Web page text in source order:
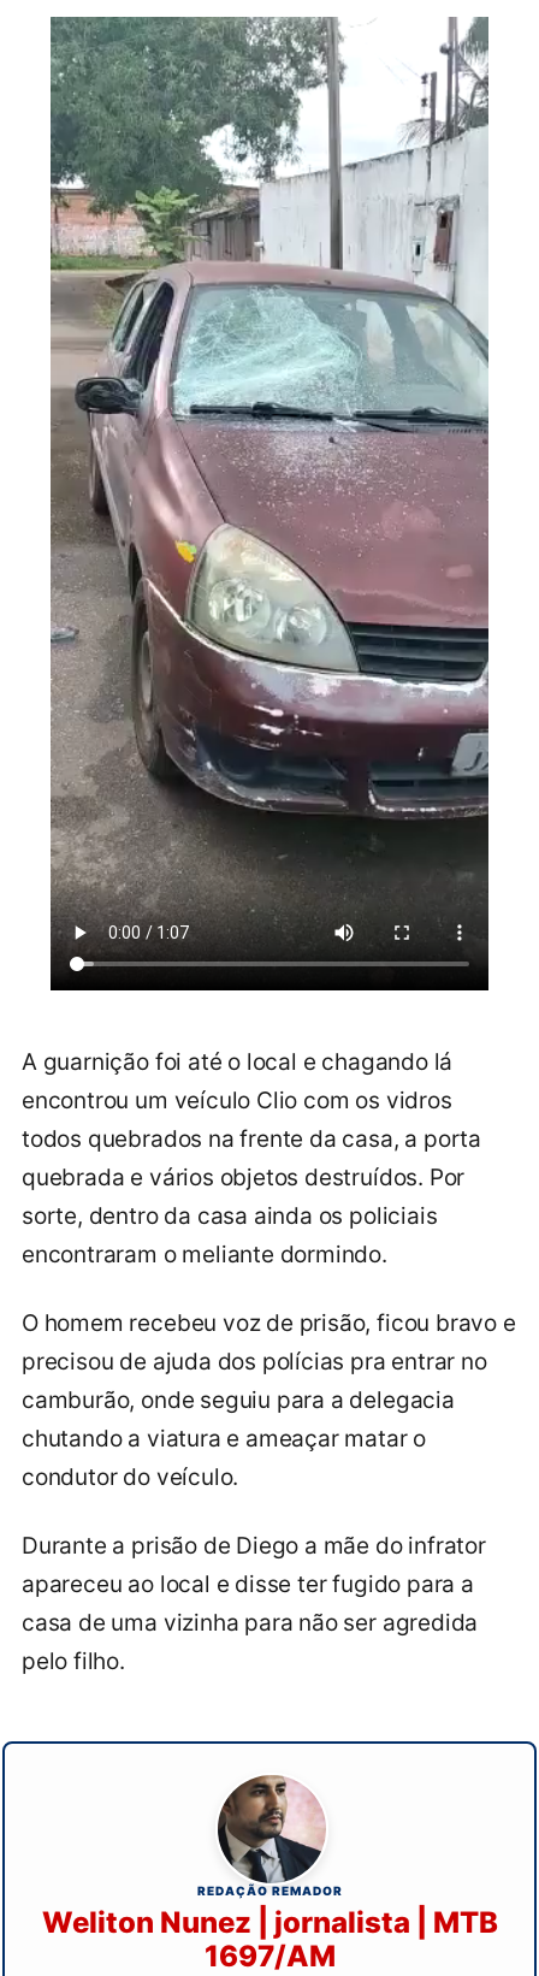
A guarnição foi até o local e chagando lá
encontrou um veículo Clio com os vidros
todos quebrados na frente da casa, a porta
quebrada e vários objetos destruídos. Por
sorte, dentro da casa ainda os policiais
encontraram o meliante dormindo.
O homem recebeu voz de prisão, ficou bravo e
precisou de ajuda dos polícias pra entrar no
camburão, onde seguiu para a delegacia
chutando a viatura e ameaçar matar o
condutor do veículo.
Durante a prisão de Diego a mãe do infrator
apareceu ao local e disse ter fugido para a
casa de uma vizinha para não ser agredida
pelo filho.
REDAÇÃO REMADOR
Weliton Nunez | jornalista | MTB
1697/AM